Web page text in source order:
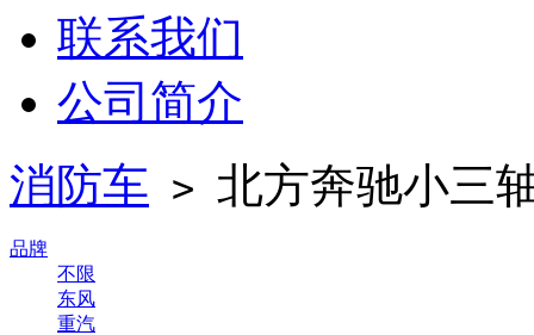
联系我们
公司简介
消防车 > 北方奔驰小三
品牌
不限
东风
重汽